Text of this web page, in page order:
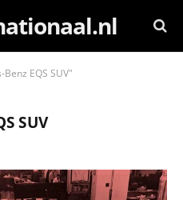
EQS SUV"
SUV